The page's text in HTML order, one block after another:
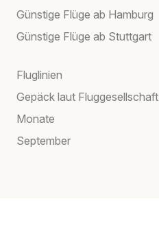
Günstige Flüge ab Hamburg
Günstige Flüge ab Stuttgart
Fluglinien
Gepäck laut Fluggesellschaft
Monate
September